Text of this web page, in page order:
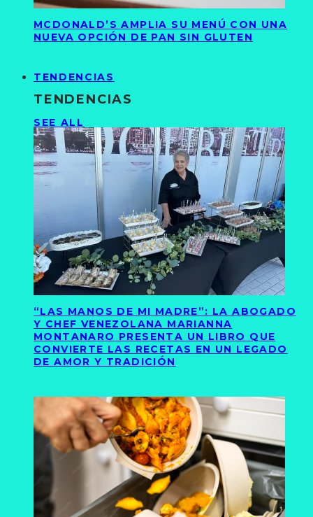
MCDONALD’S AMPLIA SU MENÚ CON UNA
NUEVA OPCIÓN DE PAN SIN GLUTEN
TENDENCIAS
TENDENCIAS
SEE ALL
“LAS MANOS DE MI MADRE”: LA ABOGADO
Y CHEF VENEZOLANA MARIANNA
MONTANARO PRESENTA UN LIBRO QUE
CONVIERTE LAS RECETAS EN UN LEGADO
DE AMOR Y TRADICIÓN